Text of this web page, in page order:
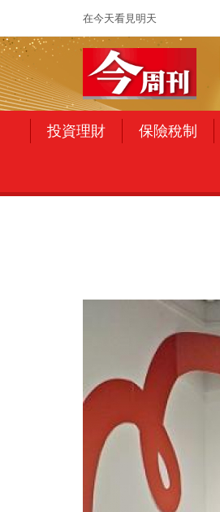
在今天看見明天
投資理財 保險稅制